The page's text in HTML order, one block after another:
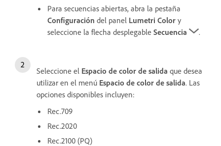
Para secuencias abiertas, abra la pestaña
Configuración del panel Lumetri Color y
seleccione la flecha desplegable Secuencia .
Seleccione el Espacio de color de salida que desea
utilizar en el menú Espacio de color de salida. Las
opciones disponibles incluyen:
Rec.709
Rec.2020
Rec.2100 (PQ)